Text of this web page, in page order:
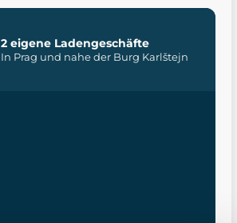
2 eigene Ladengeschäfte
In Prag und nahe der Burg Karlštejn